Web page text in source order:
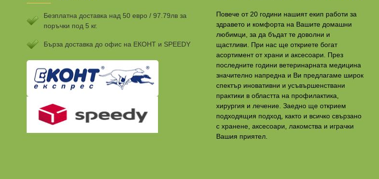
Безплатна доставка над 50 евро / 97.79лв за
поръчки под 5 кг.
Бързa доставка до офис на ЕКОНТ и SPEEDY
Повече от 20 години нашият екип работи за
здравето и комфорта на Вашите домашни
любимци, за да бъдат те доволни и
щастливи. При нас ще откриете богат
асортимент от храни и аксесоари. През
последните години ветеринарната медицина
значително напредна и Ви предлагаме широк
спектър иновативни и усъвършенствани
практики в областта на профилактикa,
хирургия и лечение. Заедно ще открием
подходящия подход, както и всичко свързано
с хранене, аксесоари, лакомства и играчки
Вашия приятел.